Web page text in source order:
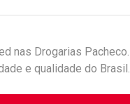
nas Drogarias Pacheco.
e qualidade do Brasil.